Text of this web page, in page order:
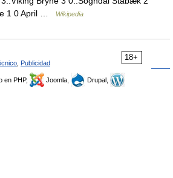
1 0 April …
Wikipedia
18+
Publicidad
en PHP, Joomla,
Drupal,